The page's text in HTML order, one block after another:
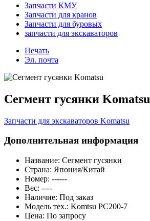
Запчасти КМУ
Запчасти для кранов
Запчасти для буровых
запчасти для экскаваторов
Печать
Эл. почта
Сегмент гусянки Komatsu
Запчасти для экскаваторов Komatsu
Дополнительная информация
Название: Сегмент гусянки
Страна: Япония/Китай
Номер: ------
Вес: ----
Наличие: Под заказ
Модель тех.: Komtsu PC200-7
Цена: По запросу